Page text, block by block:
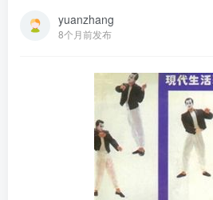
yuanzhang
8个月前发布